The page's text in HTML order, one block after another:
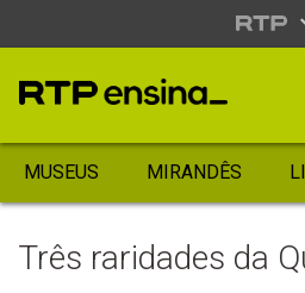
MUSEUS MIRANDÊS
Três raridades da